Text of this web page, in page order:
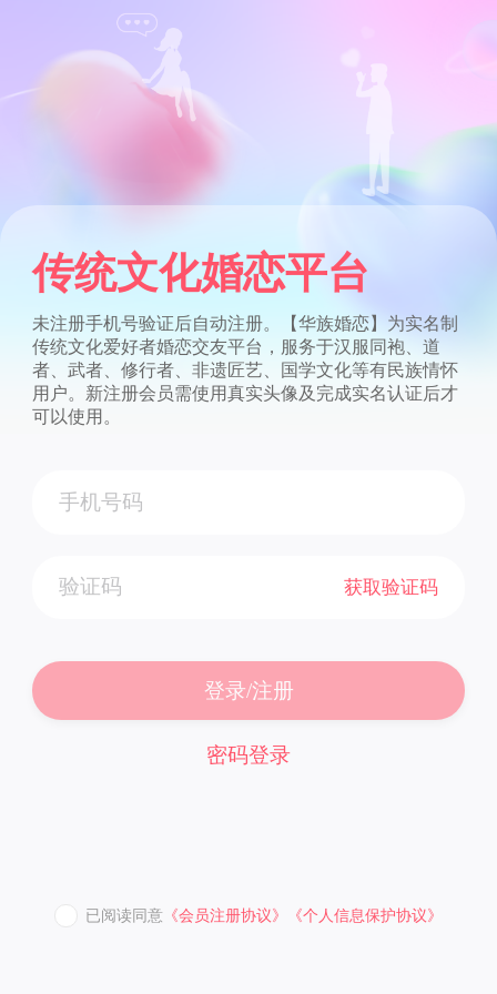
传统文化婚恋平台
未注册手机号验证后自动注册。【华族婚恋】为实名制
传统文化爱好者婚恋交友平台，服务于汉服同袍、道
者、武者、修行者、非遗匠艺、国学文化等有民族情怀
用户。新注册会员需使用真实头像及完成实名认证后才
可以使用。
获取验证码
登录/注册
密码登录
已阅读同意 《会员注册协议》 《个人信息保护协议》